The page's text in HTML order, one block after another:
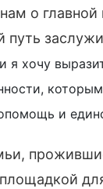
о
я хочу
и